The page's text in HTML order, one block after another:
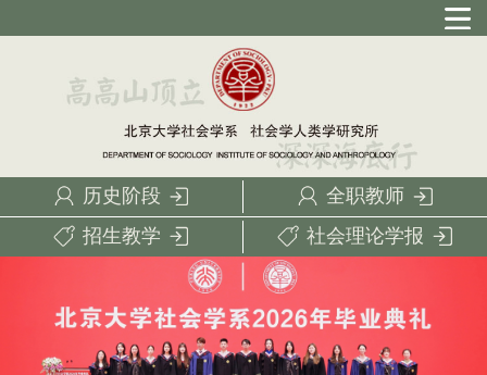
历史阶段
全职教师
招生教学
社会理论学报